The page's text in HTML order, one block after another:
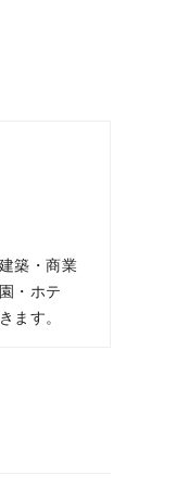
築・商業
・ホテ
ます。